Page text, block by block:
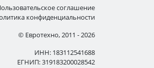
соглашение
конфиденциальности
© Евротехно, 2011 - 2026
ИНН: 183112541688
ЕГНИП: 319183200028542